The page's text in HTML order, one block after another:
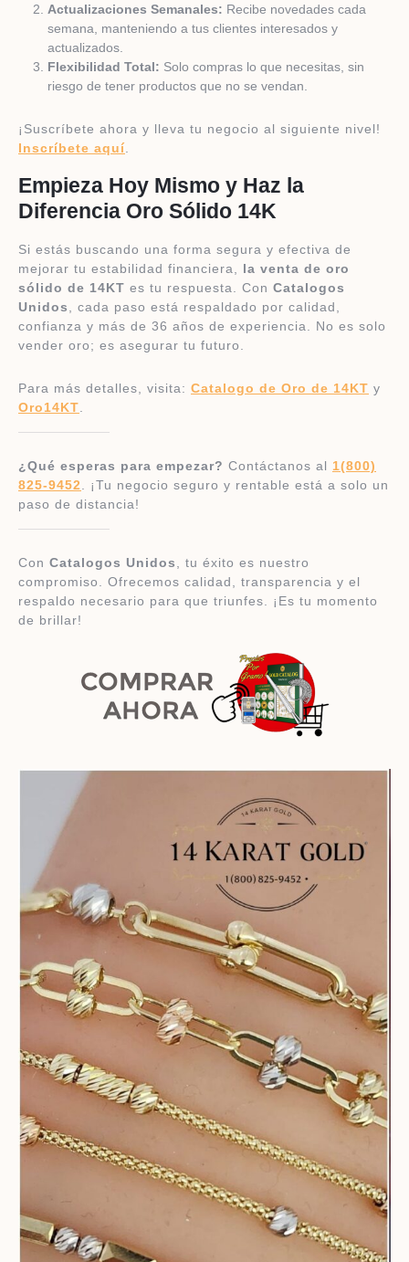
Actualizaciones Semanales: Recibe novedades cada
semana, manteniendo a tus clientes interesados y
actualizados.
Flexibilidad Total: Solo compras lo que necesitas, sin
riesgo de tener productos que no se vendan.
¡Suscríbete ahora y lleva tu negocio al siguiente nivel!
Inscríbete aquí
Empieza Hoy Mismo y Haz la
Diferencia Oro Sólido 14K
Si estás buscando una forma segura y efectiva de
mejorar tu estabilidad financiera, la venta de oro
sólido de 14KT es tu respuesta. Con Catalogos
Unidos
, cada paso está respaldado por calidad,
confianza y más de 36 años de experiencia. No es solo
vender oro; es asegurar tu futuro.
Para más detalles, visita: Catalogo de Oro de 14KT y
Oro14KT
¿Qué esperas para empezar? Contáctanos al 1(800)
825-9452
. ¡Tu negocio seguro y rentable está a solo un
paso de distancia!
Con Catalogos Unidos
, tu éxito es nuestro
compromiso. Ofrecemos calidad, transparencia y el
respaldo necesario para que triunfes. ¡Es tu momento
de brillar!